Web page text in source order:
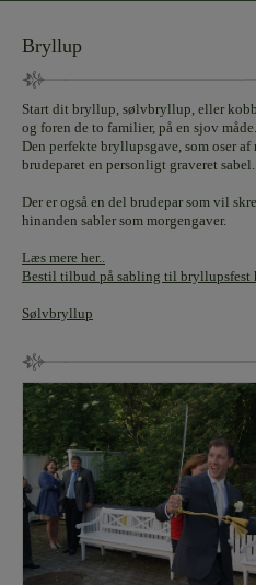
Bryllup
Start dit bryllup, sølvbryllup, eller
og foren de to familier, på en sjov
Den perfekte bryllupsgave, som oser
brudeparet en personligt graveret sabel.
Der er også en del brudepar som vil
hinanden sabler som morgengaver.
Læs mere her..
Bestil tilbud på sabling til bryllupsfest
Sølvbryllup